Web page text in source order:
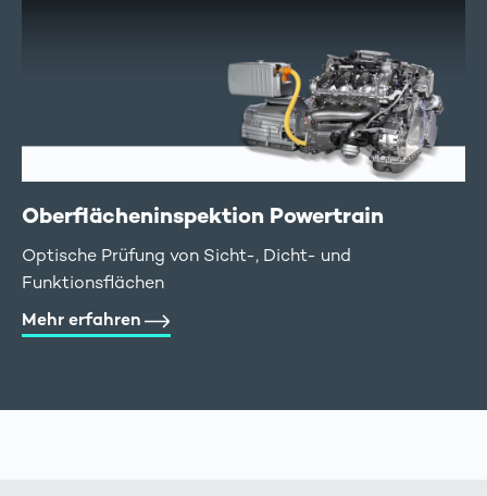
Oberflächeninspektion Powertrain
Optische Prüfung von Sicht-, Dicht- und
Funktionsflächen
Mehr erfahren